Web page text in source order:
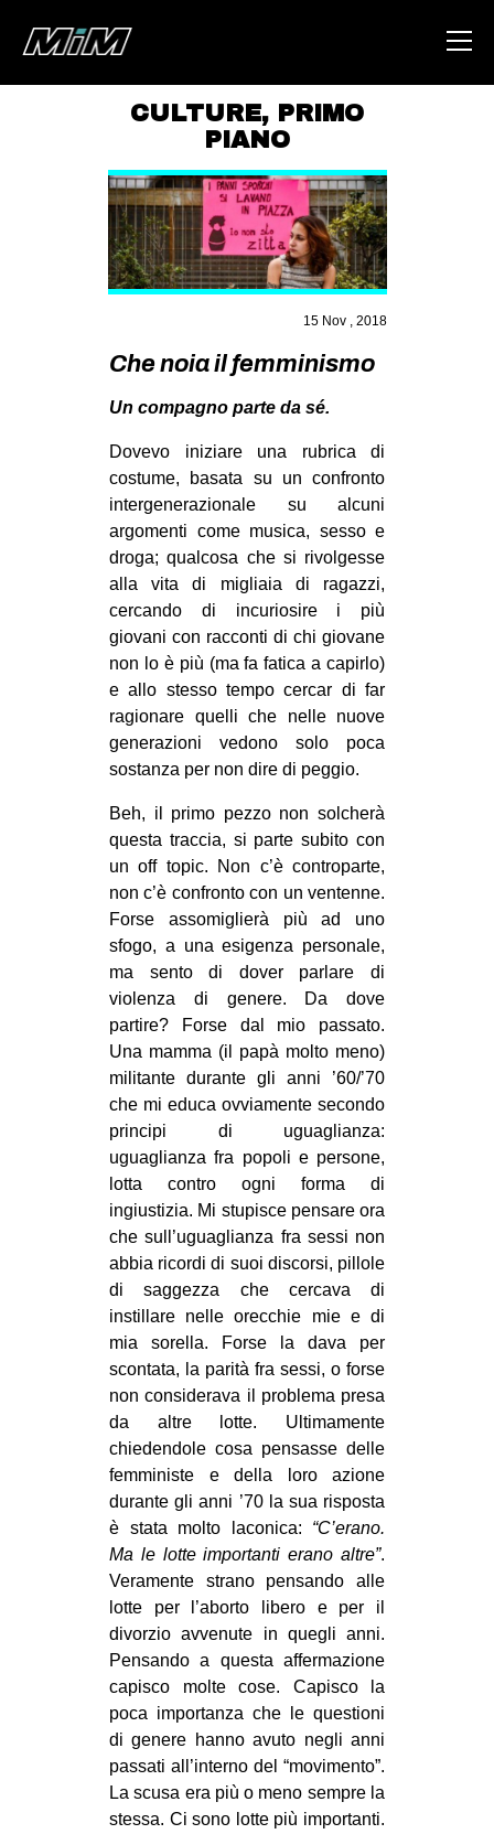
HOME
ABOUT
AREA
DEGENERAZIONE
GAZA FREESTYLE
ZAM
MILANO
SPAZI
SPORT POPOLARE
MOVIMENTI
AMBIENTE
ANTIFASCISMO
DIRITTO ALL’ABITARE
GENERI
MIGRAZIONI
PRECARIATO
REPRESSIONE
STUDENTI
CULTURE
ARTE
CINEMA
MANIFESTI
MUSICA
RECENSIONI
INTERNAZIONALE
AFRICA
AMERICHE
EUROPA
MEDIO ORIENTE
MONDO
EVENTI
in
Fb
tw
bsky
ms
SEARCH
CULTURE, PRIMO
PIANO
15 Nov , 2018
Che noia il femminismo
Un compagno parte da sé.
Dovevo iniziare una rubrica di
costume, basata su un confronto
intergenerazionale su alcuni
argomenti come musica, sesso e
droga; qualcosa che si rivolgesse
alla vita di migliaia di ragazzi,
cercando di incuriosire i più
giovani con racconti di chi giovane
non lo è più (ma fa fatica a capirlo)
e allo stesso tempo cercar di far
ragionare quelli che nelle nuove
generazioni vedono solo poca
sostanza per non dire di peggio.
Beh, il primo pezzo non solcherà
questa traccia, si parte subito con
un off topic. Non c’è controparte,
non c’è confronto con un ventenne.
Forse assomiglierà più ad uno
sfogo, a una esigenza personale,
ma sento di dover parlare di
violenza di genere. Da dove
partire? Forse dal mio passato.
Una mamma (il papà molto meno)
militante durante gli anni ’60/’70
che mi educa ovviamente secondo
principi di uguaglianza:
uguaglianza fra popoli e persone,
lotta contro ogni forma di
ingiustizia. Mi stupisce pensare ora
che sull’uguaglianza fra sessi non
abbia ricordi di suoi discorsi, pillole
di saggezza che cercava di
instillare nelle orecchie mie e di
mia sorella. Forse la dava per
scontata, la parità fra sessi, o forse
non considerava il problema presa
da altre lotte. Ultimamente
chiedendole cosa pensasse delle
femministe e della loro azione
durante gli anni ’70 la sua risposta
è stata molto laconica: “C’erano.
Ma le lotte importanti erano altre”.
Veramente strano pensando alle
lotte per l’aborto libero e per il
divorzio avvenute in quegli anni.
Pensando a questa affermazione
capisco molte cose. Capisco la
poca importanza che le questioni
di genere hanno avuto negli anni
passati all’interno del “movimento”.
La scusa era più o meno sempre la
stessa. Ci sono lotte più importanti.